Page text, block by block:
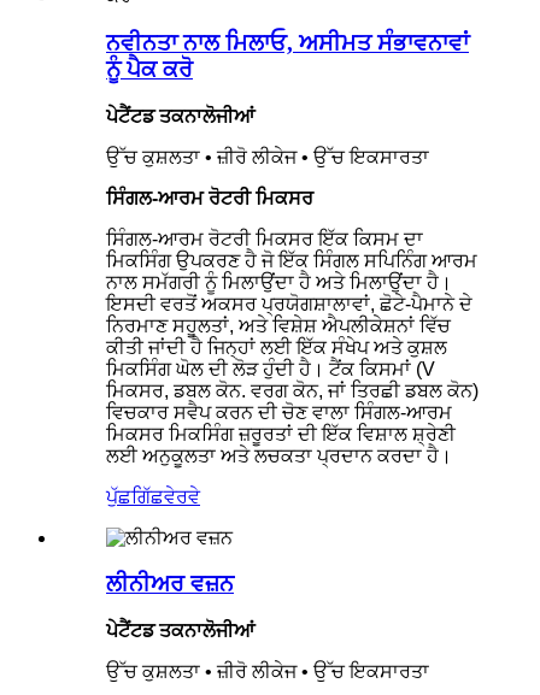
ਨਵੀਨਤਾ ਨਾਲ ਮਿਲਾਓ, ਅਸੀਮਤ ਸੰਭਾਵਨਾਵਾਂ
ਨੂੰ ਪੈਕ ਕਰੋ
ਪੇਟੈਂਟਡ ਤਕਨਾਲੋਜੀਆਂ
ਉੱਚ ਕੁਸ਼ਲਤਾ • ਜ਼ੀਰੋ ਲੀਕੇਜ • ਉੱਚ ਇਕਸਾਰਤਾ
ਸਿੰਗਲ-ਆਰਮ ਰੋਟਰੀ ਮਿਕਸਰ
ਸਿੰਗਲ-ਆਰਮ ਰੋਟਰੀ ਮਿਕਸਰ ਇੱਕ ਕਿਸਮ ਦਾ
ਮਿਕਸਿੰਗ ਉਪਕਰਣ ਹੈ ਜੋ ਇੱਕ ਸਿੰਗਲ ਸਪਿਨਿੰਗ ਆਰਮ
ਨਾਲ ਸਮੱਗਰੀ ਨੂੰ ਮਿਲਾਉਂਦਾ ਹੈ ਅਤੇ ਮਿਲਾਉਂਦਾ ਹੈ।
ਇਸਦੀ ਵਰਤੋਂ ਅਕਸਰ ਪ੍ਰਯੋਗਸ਼ਾਲਾਵਾਂ, ਛੋਟੇ-ਪੈਮਾਨੇ ਦੇ
ਨਿਰਮਾਣ ਸਹੂਲਤਾਂ, ਅਤੇ ਵਿਸ਼ੇਸ਼ ਐਪਲੀਕੇਸ਼ਨਾਂ ਵਿੱਚ
ਕੀਤੀ ਜਾਂਦੀ ਹੈ ਜਿਨ੍ਹਾਂ ਲਈ ਇੱਕ ਸੰਖੇਪ ਅਤੇ ਕੁਸ਼ਲ
ਮਿਕਸਿੰਗ ਘੋਲ ਦੀ ਲੋੜ ਹੁੰਦੀ ਹੈ। ਟੈਂਕ ਕਿਸਮਾਂ (V
ਮਿਕਸਰ, ਡਬਲ ਕੋਨ. ਵਰਗ ਕੋਨ, ਜਾਂ ਤਿਰਛੀ ਡਬਲ ਕੋਨ)
ਵਿਚਕਾਰ ਸਵੈਪ ਕਰਨ ਦੀ ਚੋਣ ਵਾਲਾ ਸਿੰਗਲ-ਆਰਮ
ਮਿਕਸਰ ਮਿਕਸਿੰਗ ਜ਼ਰੂਰਤਾਂ ਦੀ ਇੱਕ ਵਿਸ਼ਾਲ ਸ਼੍ਰੇਣੀ
ਲਈ ਅਨੁਕੂਲਤਾ ਅਤੇ ਲਚਕਤਾ ਪ੍ਰਦਾਨ ਕਰਦਾ ਹੈ।
ਪੁੱਛਗਿੱਛਵੇਰਵੇ
ਲੀਨੀਅਰ ਵਜ਼ਨ
ਪੇਟੈਂਟਡ ਤਕਨਾਲੋਜੀਆਂ
ਉੱਚ ਕੁਸ਼ਲਤਾ • ਜ਼ੀਰੋ ਲੀਕੇਜ • ਉੱਚ ਇਕਸਾਰਤਾ